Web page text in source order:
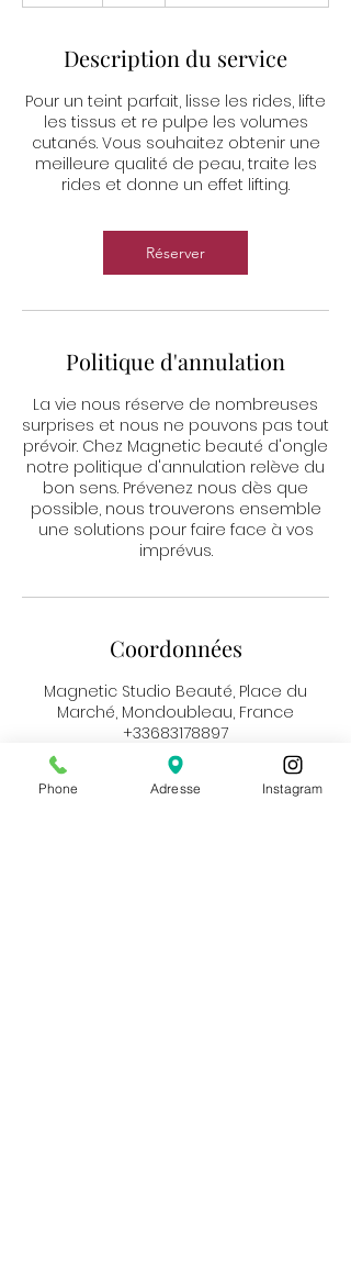
n
Description du service
Pour un teint parfait, lisse les rides, lifte
les tissus et re pulpe les volumes
cutanés. Vous souhaitez obtenir une
meilleure qualité de peau, traite les
rides et donne un effet lifting.
Réserver
Politique d'annulation
La vie nous réserve de nombreuses
surprises et nous ne pouvons pas tout
prévoir. Chez Magnetic beauté d'ongle
notre politique d'annulation relève du
bon sens. Prévenez nous dès que
possible, nous trouverons ensemble
une solutions pour faire face à vos
imprévus.
Coordonnées
Magnetic Studio Beauté, Place du
Marché, Mondoubleau, France
+33683178897
secretariatstudiobeaute@yahoo.com
Phone Adresse Instagram